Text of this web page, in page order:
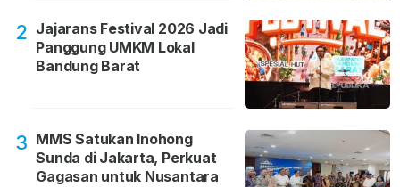
2 Jajarans Festival 2026 Jadi
Panggung UMKM Lokal
Bandung Barat
3 MMS Satukan Inohong
Sunda di Jakarta, Perkuat
Gagasan untuk Nusantara